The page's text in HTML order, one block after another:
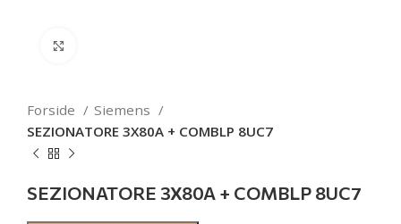
Forside
Siemens
SEZIONATORE 3X80A + COMBLP 8UC7
SEZIONATORE 3X80A + COMBLP 8UC7